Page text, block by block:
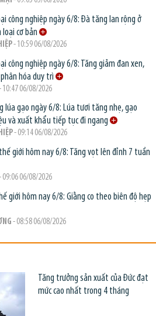
công nghiệp ngày 6/8: Đà tăng lan rộng ở
cơ bản
- 10:59 06/08/2026
công nghiệp ngày 6/8: Tăng giảm đan xen,
hóa duy trì
10:47 06/08/2026
lúa gạo ngày 6/8: Lúa tươi tăng nhẹ, gạo
và xuất khẩu tiếp tục đi ngang
- 09:14 06/08/2026
giới hôm nay 6/8: Tăng vọt lên đỉnh 7 tuần
09:06 06/08/2026
giới hôm nay 6/8: Giằng co theo biên độ hẹp
- 08:58 06/08/2026
Tăng trưởng sản xuất của Đức đạt
mức cao nhất trong 4 tháng